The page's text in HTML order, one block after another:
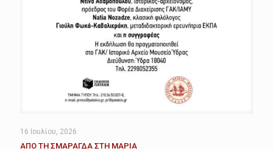
16 Ιουλίου, 2026
ΑΠΟ ΤΗ ΣΜΑΡΑΓΔΑ ΣΤΗ ΜΑΡΙΑ